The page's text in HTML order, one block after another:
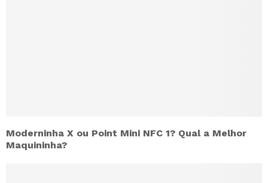
Moderninha X ou Point Mini NFC 1? Qual a Melhor
Maquininha?